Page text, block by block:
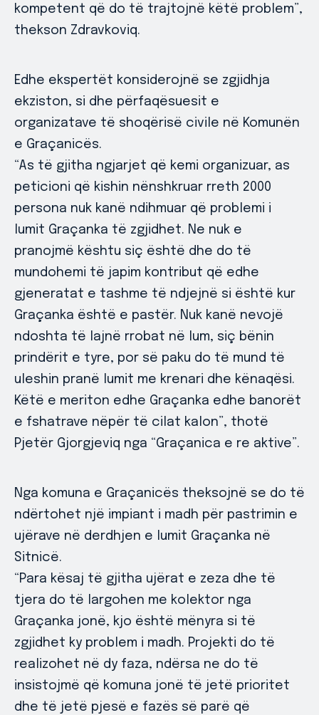
kompetent që do të trajtojnë këtë problem”,
thekson Zdravkoviq.
Edhe ekspertët konsiderojnë se zgjidhja
ekziston, si dhe përfaqësuesit e
organizatave të shoqërisë civile në Komunën
e Graçanicës.
“As të gjitha ngjarjet që kemi organizuar, as
peticioni që kishin nënshkruar rreth 2000
persona nuk kanë ndihmuar që problemi i
lumit Graçanka të zgjidhet. Ne nuk e
pranojmë kështu siç është dhe do të
mundohemi të japim kontribut që edhe
gjeneratat e tashme të ndjejnë si është kur
Graçanka është e pastër. Nuk kanë nevojë
ndoshta të lajnë rrobat në lum, siç bënin
prindërit e tyre, por së paku do të mund të
uleshin pranë lumit me krenari dhe kënaqësi.
Këtë e meriton edhe Graçanka edhe banorët
e fshatrave nëpër të cilat kalon”, thotë
Pjetër Gjorgjeviq nga “Graçanica e re aktive”.
Nga komuna e Graçanicës theksojnë se do të
ndërtohet një impiant i madh për pastrimin e
ujërave në derdhjen e lumit Graçanka në
Sitnicë.
“Para kësaj të gjitha ujërat e zeza dhe të
tjera do të largohen me kolektor nga
Graçanka jonë, kjo është mënyra si të
zgjidhet ky problem i madh. Projekti do të
realizohet në dy faza, ndërsa ne do të
insistojmë që komuna jonë të jetë prioritet
dhe të jetë pjesë e fazës së parë që